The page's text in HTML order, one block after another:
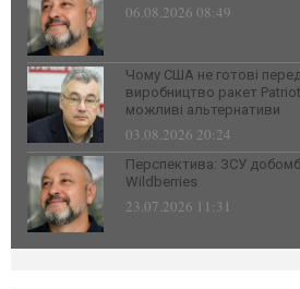
06.08.2026 08:49
Чому США не готові
виробництво ракет
можливі альтернативи
03.08.2026 20:24
Перспектива: ЗСУ
Wildberries
23.07.2026 11:31